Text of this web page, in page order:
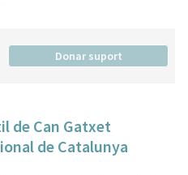
Donar suport
de Can Gatxet
de Catalunya